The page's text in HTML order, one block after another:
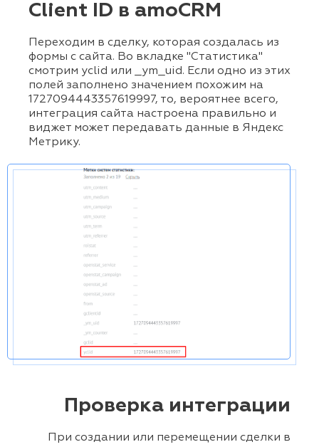
Client ID в amoCRM
Переходим в сделку, которая создалась из
формы с сайта. Во вкладке "Статистика"
смотрим yclid или _ym_uid. Если одно из этих
полей заполнено значением похожим на
1727094443357619997, то, вероятнее всего,
интеграция сайта настроена правильно и
виджет может передавать данные в Яндекс
Метрику.
Проверка интеграции
При создании или перемещении сделки в